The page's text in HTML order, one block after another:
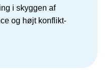
i skyggen af
og højt konflikt-